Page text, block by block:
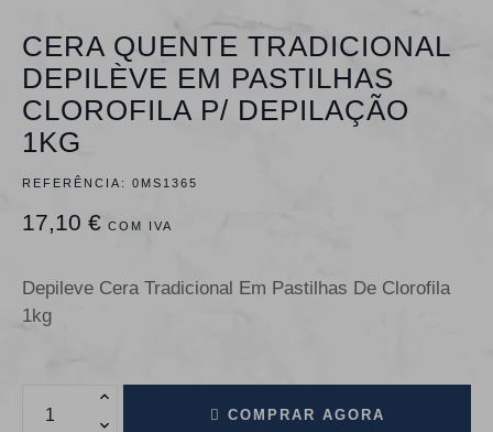
CERA QUENTE TRADICIONAL
DEPILÈVE EM PASTILHAS
CLOROFILA P/ DEPILAÇÃO
1KG
REFERÊNCIA: 0MS1365
17,10 € COM IVA
Depileve Cera Tradicional Em Pastilhas De Clorofila
1kg
COMPRAR AGORA